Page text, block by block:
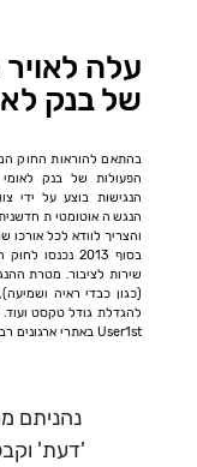
עלה
של בנק
בהתאם להוראות החוק
הפעולות של בנק
הנגישות בוצע על ידי
הנגשה אוטומטית
והצריך לוודא לכל
בסוף 2013
שירות לציבור. מטרת
(כגון כבדי ראיה
להגדלת גודל טקסט
User1st באתרי ארגונים רבים, כגון שופרסל, סלקום, מכון לב, למטייל ועוד.
נהניתם
'דעת'